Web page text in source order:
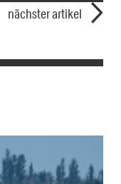
nächster artikel